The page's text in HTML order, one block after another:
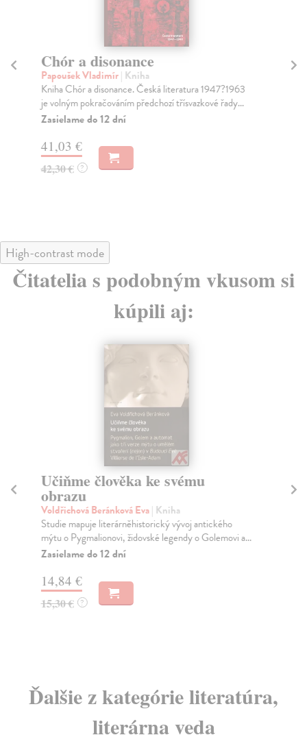
Chór a disonance
Papoušek Vladimír| Kniha
Kniha Chór a disonance. Česká literatura 1947?1963
je volným pokračováním předchozí třísvazkové řady...
Zasielame do 12 dní
41,03 €
42,30 € ?
High-contrast mode
Čitatelia s podobným vkusom si
kúpili aj:
Učiňme člověka ke svému
obrazu
Voldřichová Beránková Eva| Kniha
Studie mapuje literárněhistorický vývoj antického
mýtu o Pygmalionovi, židovské legendy o Golemovi a...
Zasielame do 12 dní
14,84 €
15,30 € ?
Ďalšie z kategórie literatúra,
literárna veda